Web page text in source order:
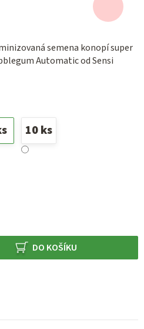
semena konopí super
Automatic od Sensi
10 ks
DO KOŠÍKU